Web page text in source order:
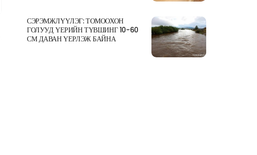
СЭРЭМЖЛҮҮЛЭГ: ТОМООХОН
ГОЛУУД ҮЕРИЙН ТҮВШИНГ 10-60
СМ ДАВАН ҮЕРЛЭЖ БАЙНА